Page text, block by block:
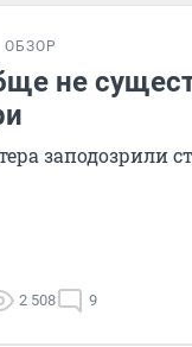
ОБЗОР
не
заподозрили
2 508 9